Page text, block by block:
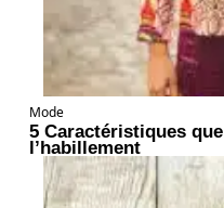
Mode
5 Caractéristiques
l’habillement